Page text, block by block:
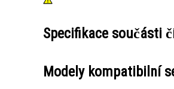
Specifikace součásti
Modely kompatibilní